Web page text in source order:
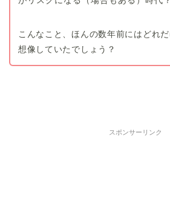
こんなこと、ほんの数年前にはどれ
想像していたでしょう？
スポンサーリンク